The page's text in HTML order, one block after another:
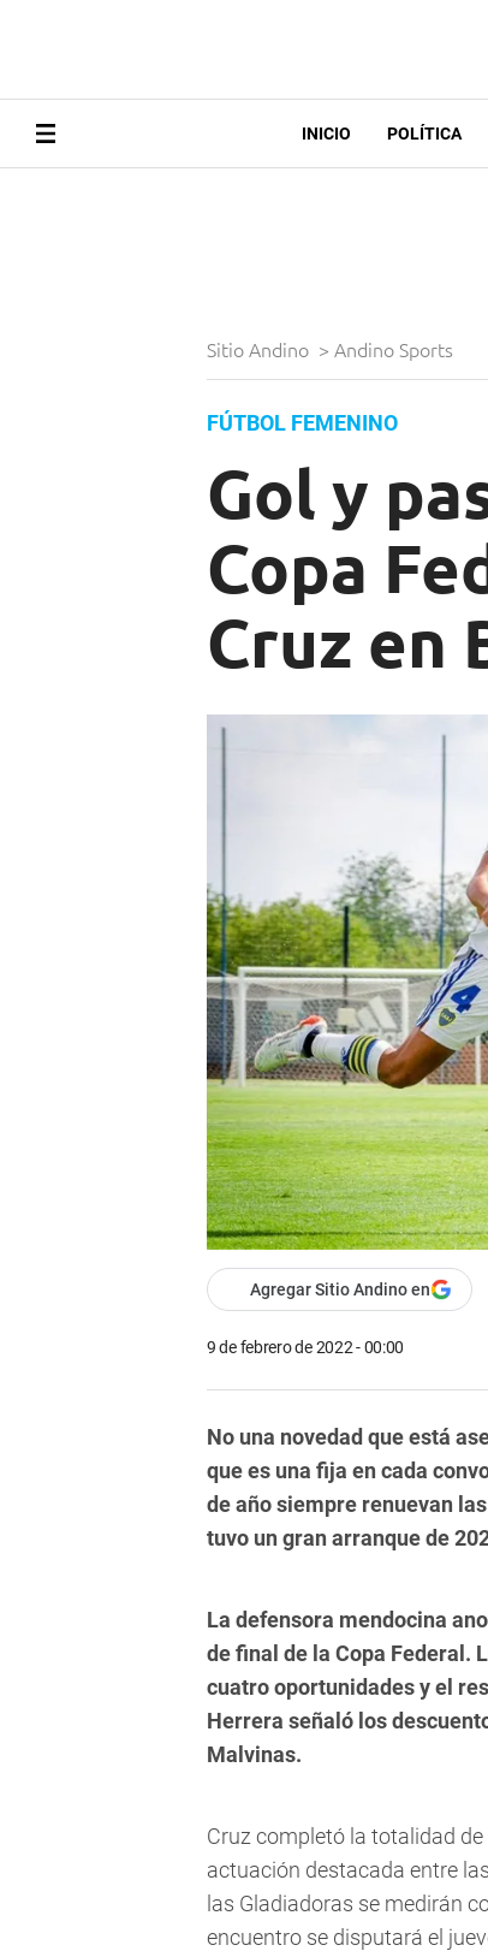
INICIO POLÍTICA
Sitio Andino > Andino Sports
FÚTBOL FEMENINO
Gol y
Copa
Cruz en
Agregar Sitio Andino en
9 de febrero de 2022 - 00:00
No una novedad que está
que es una fija en cada
de año siempre renuevan
tuvo un gran arranque de
La defensora mendocina
de final de la Copa Federal.
cuatro oportunidades y el
Herrera señaló los
Malvinas.
Cruz completó la totalidad
actuación destacada entre
las Gladiadoras se medirán
encuentro se disputará el